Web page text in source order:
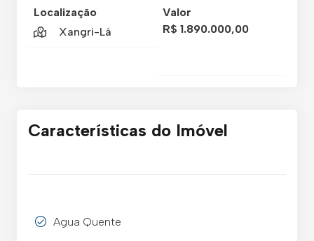
Localização
Xangri-Lá
Valor
R$ 1.890.000,00
Características do Imóvel
Agua Quente